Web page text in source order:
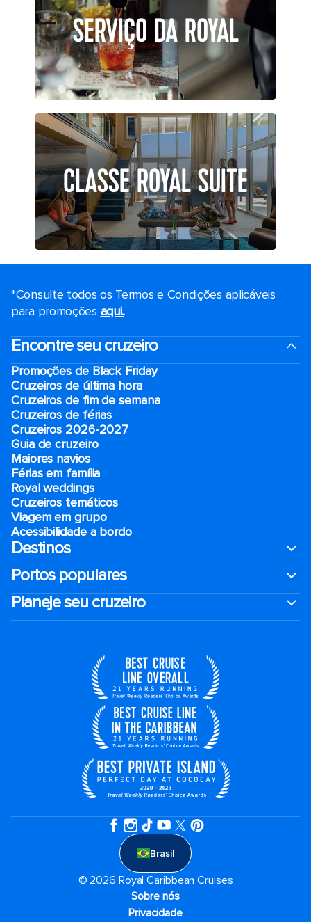
SERVIÇO DA ROYAL
CLASSE ROYAL SUITE
*Consulte todos os Termos e Condições aplicáveis ​​
para promoções aqui..
Encontre seu cruzeiro
Promoções de Black Friday
Cruzeiros de última hora
Cruzeiros de fim de semana
Cruzeiros de férias
Cruzeiros 2026-2027
Guia de cruzeiro
Maiores navios
Férias em família
Royal weddings
Cruzeiros temáticos
Viagem em grupo
Acessibilidade a bordo
Destinos
Portos populares
Planeje seu cruzeiro
Brasil
© 2026 Royal Caribbean Cruises
Sobre nós
Privacidade